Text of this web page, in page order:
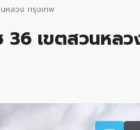
หลวง กรุงเทพ
36 เขตสวนหล